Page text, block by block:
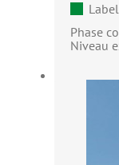
Phase
Niveau